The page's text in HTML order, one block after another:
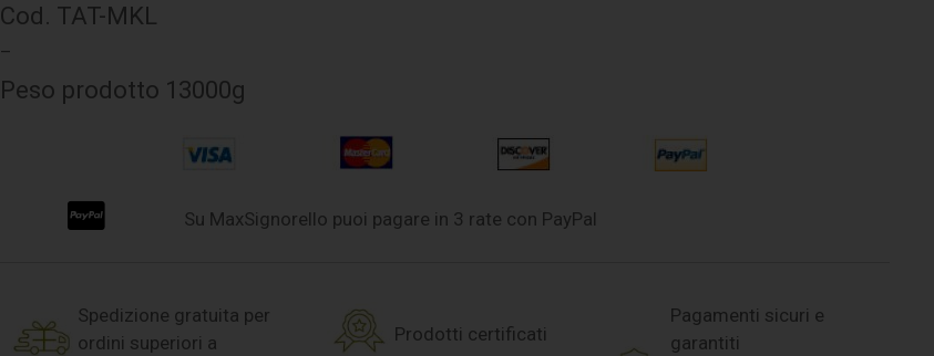
Cod. TAT-MKL
–
Peso prodotto 13000g
Su MaxSignorello puoi pagare in 3 rate con PayPal
Spedizione gratuita per
ordini superiori a
Prodotti certificati
Pagamenti sicuri e
garantiti